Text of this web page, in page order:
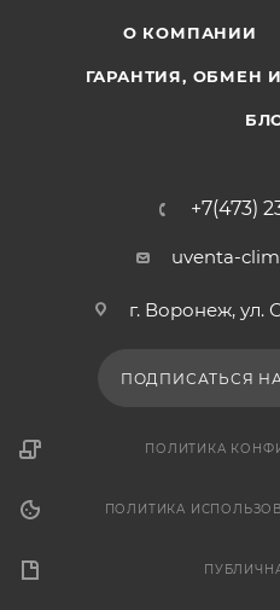
О КОМПАНИИ
ГАРАНТИЯ, ОБМЕН
+7(473)
uventa-
г. Воронеж, ул.
ПОДПИСАТЬСЯ
ПОЛИТИКА
ПОЛИТИКА